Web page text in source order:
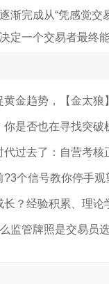
渐完成从“凭感觉交
定一个交易者最终
黄金趋势，【金太狼
是否也在寻找突破
代过去了：自营考核
?3个信号教你停手观
长？经验积累、理论
监管牌照是交易员